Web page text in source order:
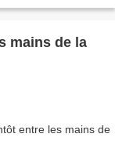
mains de la